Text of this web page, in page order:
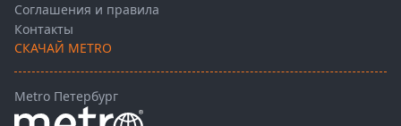
Соглашения и правила
Контакты
СКАЧАЙ METRO
Metro Петербург